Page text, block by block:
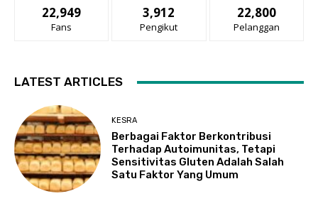
22,949
Fans
3,912
Pengikut
22,800
Pelanggan
LATEST ARTICLES
KESRA
Berbagai Faktor Berkontribusi
Terhadap Autoimunitas, Tetapi
Sensitivitas Gluten Adalah Salah
Satu Faktor Yang Umum